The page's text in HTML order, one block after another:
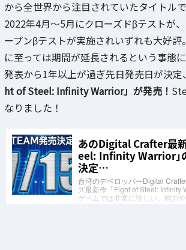
から全世界から注目されていたタイトルで
2022年4月～5月にクローズドβテストが
ープンβテストが実施されいずれも大好評
に至っては期間が延長されるという事態
発表から1年以上が過ぎ先日発売日が決定
ht of Steel: Infinity Warrior」が発売！
なりました！